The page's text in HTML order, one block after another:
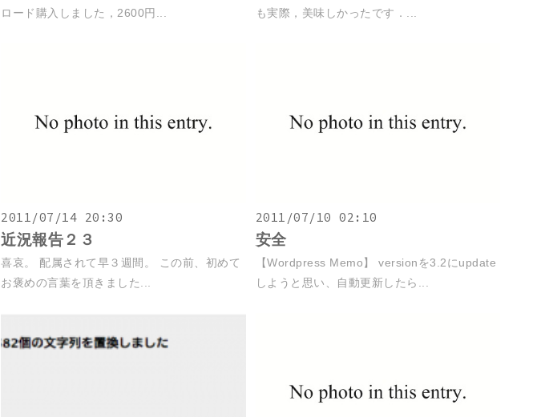
ロード購入しました，2600円...
も実際，美味しかったです．...
2011/07/14 20:30
近況報告２３
喜哀。 配属されて早３週間。 この前、初めて
お褒めの言葉を頂きました...
2011/07/10 02:10
安全
【Wordpress Memo】 versionを3.2にupdate
しようと思い、自動更新したら...